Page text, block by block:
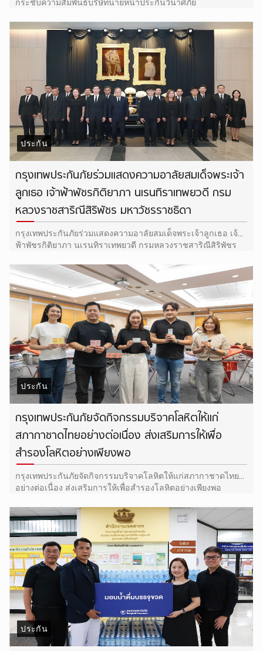
กระชับความสัมพันธ์บริษัทนายหน้าประกันวินาศภัย
ประกัน
กรุงเทพประกันภัยร่วมแสดงความอาลัยสมเด็จพระเจ้า
ลูกเธอ เจ้าฟ้าพัชรกิติยาภา นเรนทิราเทพยวดี กรม
หลวงราชสาริณีสิริพัชร มหาวัชรราชธิดา
กรุงเทพประกันภัยร่วมแสดงความอาลัยสมเด็จพระเจ้าลูกเธอ เจ้า
ฟ้าพัชรกิติยาภา นเรนทิราเทพยวดี กรมหลวงราชสาริณีสิริพัชร
ประกัน
กรุงเทพประกันภัยจัดกิจกรรมบริจาคโลหิตให้แก่
สภากาชาดไทยอย่างต่อเนื่อง ส่งเสริมการให้เพื่อ
สำรองโลหิตอย่างเพียงพอ
กรุงเทพประกันภัยจัดกิจกรรมบริจาคโลหิตให้แก่สภากาชาดไทย
อย่างต่อเนื่อง ส่งเสริมการให้เพื่อสำรองโลหิตอย่างเพียงพอ
ประกัน